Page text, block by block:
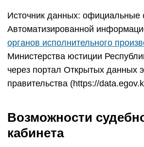
Источник данных: официальные
Автоматизированной
органов исполнительного
Министерства юстиции
через портал Открытых данных
правительства (https://
Возможности
кабинета